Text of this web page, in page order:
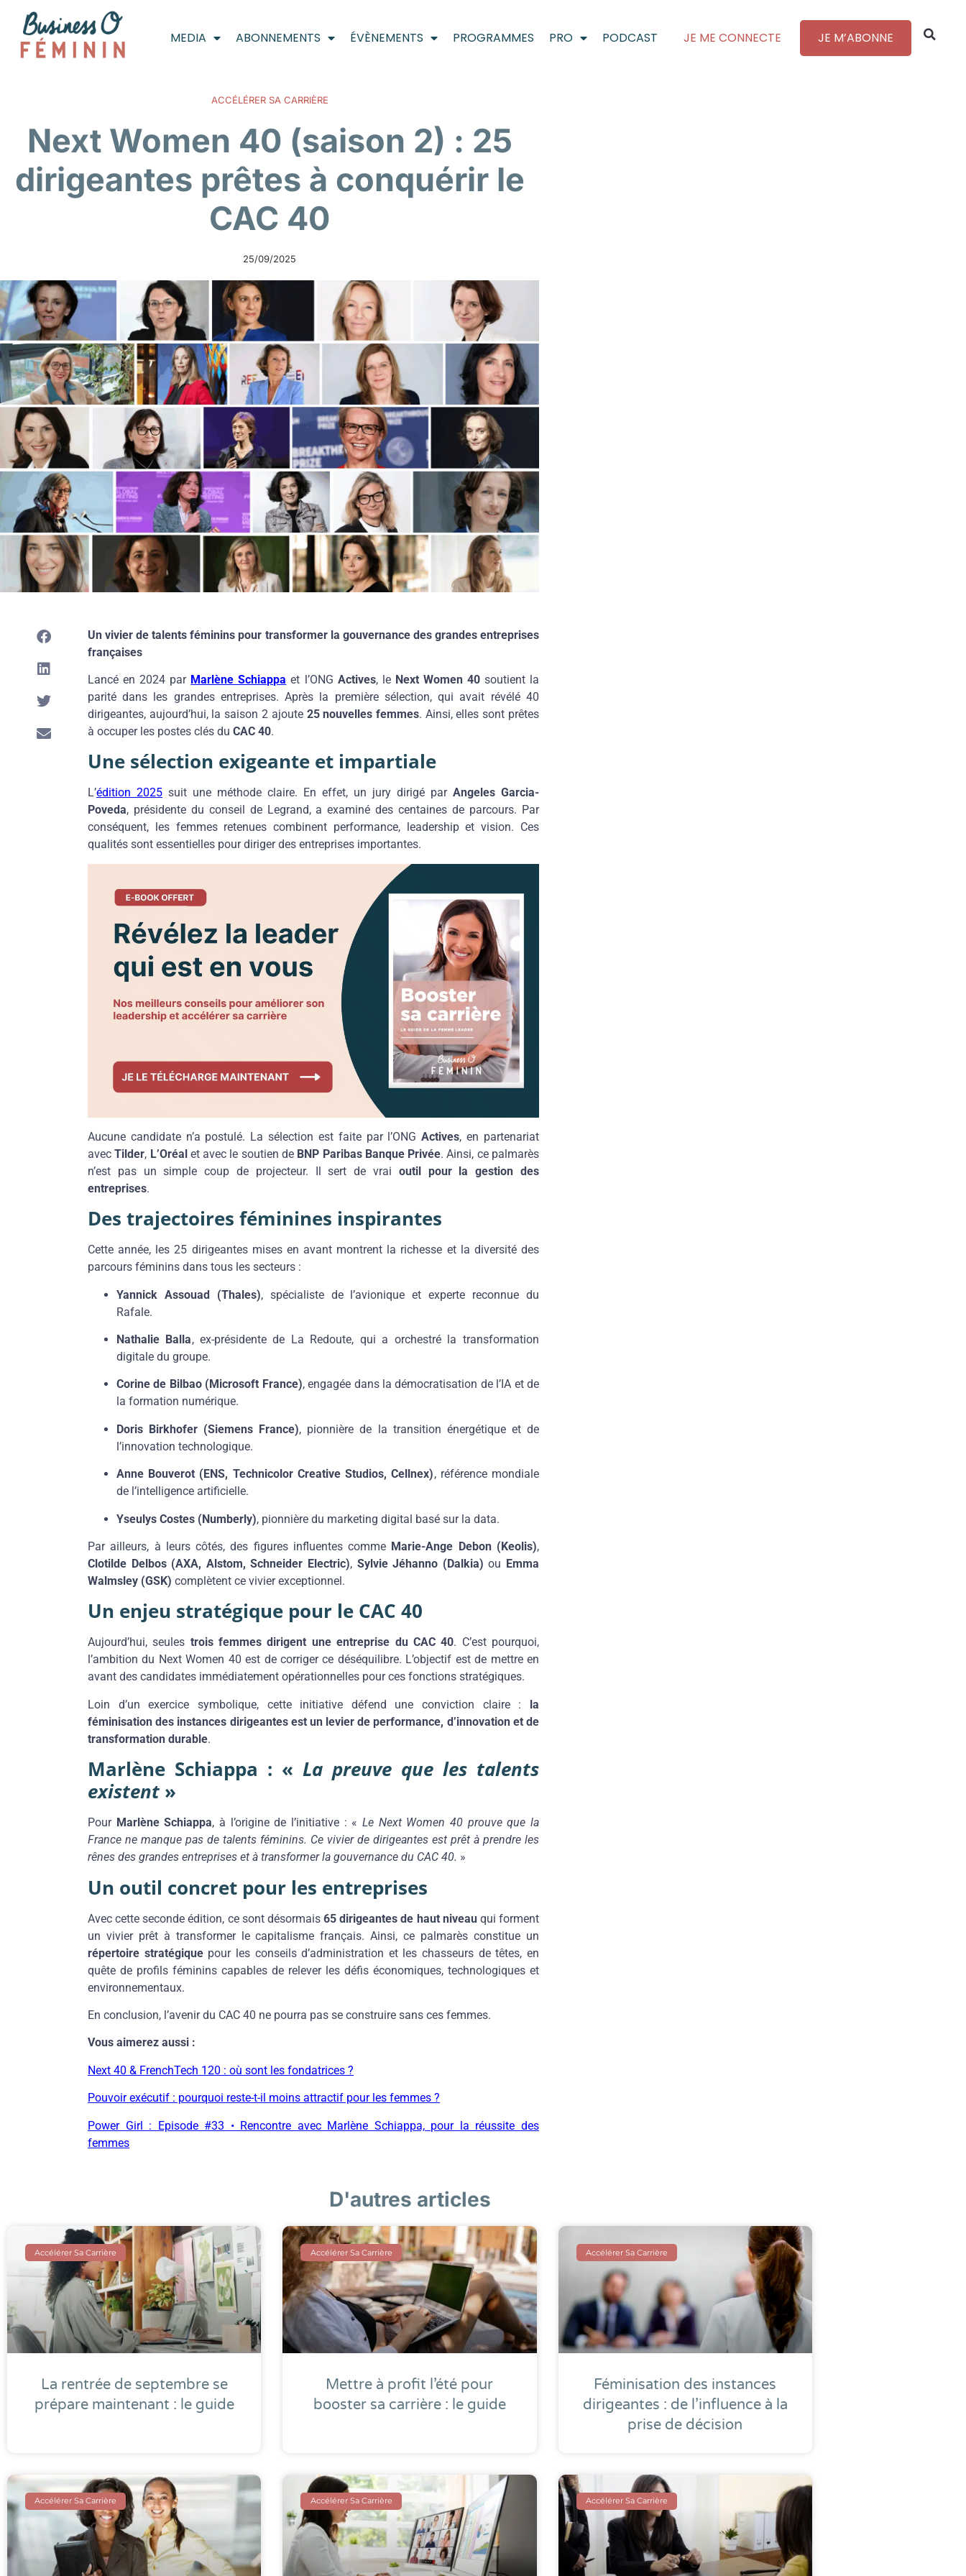
MEDIA ABONNEMENTS ÉVÈNEMENTS PROGRAMMES PRO PODCAST JE ME CONNECTE JE M’ABONNE
ACCÉLÉRER SA CARRIÈRE
Next Women 40 (saison 2) : 25
dirigeantes prêtes à conquérir le
CAC 40
25/09/2025
Un vivier de talents féminins pour transformer la gouvernance des grandes entreprises
françaises
Lancé en 2024 par Marlène Schiappa et l’ONG Actives, le Next Women 40soutient la
parité dans les grandes entreprises. Après la première sélection, qui avait révélé 40
dirigeantes, aujourd’hui, la saison 2 ajoute 25 nouvelles femmes. Ainsi, elles sont prêtes
à occuper les postes clés du CAC 40.
Une sélection exigeante et impartiale
L’édition 2025 suit une méthode claire. En effet, un jury dirigé par Angeles Garcia-
Poveda, présidente du conseil de Legrand, a examiné des centaines de parcours. Par
conséquent, les femmes retenues combinent performance, leadership et vision. Ces
qualités sont essentielles pour diriger des entreprises importantes.
Aucune candidate n’a postulé. La sélection est faite par l’ONGActives, en partenariat
avecTilder, L’Oréalet avec le soutien de BNP Paribas Banque Privée. Ainsi, ce palmarès
n’est pas un simple coup de projecteur. Il sert de vrai outil pour la gestion des
entreprises.
Des trajectoires féminines inspirantes
Cette année, les 25 dirigeantes mises en avant montrent la richesse et la diversité des
parcours féminins dans tous les secteurs :
Yannick Assouad (Thales), spécialiste de l’avionique et experte reconnue du
Rafale.
Nathalie Balla, ex-présidente de La Redoute, qui a orchestré la transformation
digitale du groupe.
Corine de Bilbao (Microsoft France), engagée dans la démocratisation de l’IA et de
la formation numérique.
Doris Birkhofer (Siemens France), pionnière de la transition énergétique et de
l’innovation technologique.
Anne Bouverot (ENS, Technicolor Creative Studios, Cellnex), référence mondiale
de l’intelligence artificielle.
Yseulys Costes (Numberly), pionnière du marketing digital basé sur la data.
Par ailleurs, à leurs côtés, des figures influentes comme Marie-Ange Debon (Keolis),
Clotilde Delbos (AXA, Alstom, Schneider Electric), Sylvie Jéhanno (Dalkia) ou Emma
Walmsley (GSK) complètent ce vivier exceptionnel.
Un enjeu stratégique pour le CAC 40
Aujourd’hui, seules trois femmes dirigent une entreprise du CAC 40. C’est pourquoi,
l’ambition du Next Women 40 est de corriger ce déséquilibre. L’objectif est de mettre en
avant des candidates immédiatement opérationnelles pour ces fonctions stratégiques.
Loin d’un exercice symbolique, cette initiative défend une conviction claire : la
féminisation des instances dirigeantes est un levier de performance, d’innovation et de
transformation durable.
Marlène Schiappa : « La preuve que les talents
existent »
Pour Marlène Schiappa, à l’origine de l’initiative : «Le Next Women 40 prouve que la
France ne manque pas de talents féminins. Ce vivier de dirigeantes est prêt à prendre les
rênes des grandes entreprises et à transformer la gouvernance du CAC 40. »
Un outil concret pour les entreprises
Avec cette seconde édition, ce sont désormais65 dirigeantes de haut niveauqui forment
un vivier prêt à transformer le capitalisme français. Ainsi, ce palmarès constitue un
répertoire stratégiquepour les conseils d’administration et les chasseurs de têtes, en
quête de profils féminins capables de relever les défis économiques, technologiques et
environnementaux.
En conclusion, l’avenir du CAC 40 ne pourra pas se construire sans ces femmes.
Vous aimerez aussi :
Next 40 & FrenchTech 120 : où sont les fondatrices ?
Pouvoir exécutif : pourquoi reste-t-il moins attractif pour les femmes ?
Power Girl : Episode #33 • Rencontre avec Marlène Schiappa, pour la réussite des
femmes
D'autres articles
Accélérer Sa Carrière
La rentrée de septembre se
prépare maintenant : le guide
Accélérer Sa Carrière
Mettre à profit l’été pour
booster sa carrière : le guide
Accélérer Sa Carrière
Féminisation des instances
dirigeantes : de l’influence à la
prise de décision
Accélérer Sa Carrière Accélérer Sa Carrière Accélérer Sa Carrière